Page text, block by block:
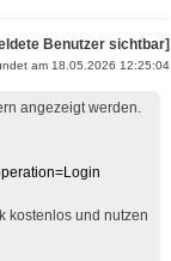
Benutzer sichtbar]
am 18.05.2026 12:25:04
angezeigt werden.
kostenlos und nutzen